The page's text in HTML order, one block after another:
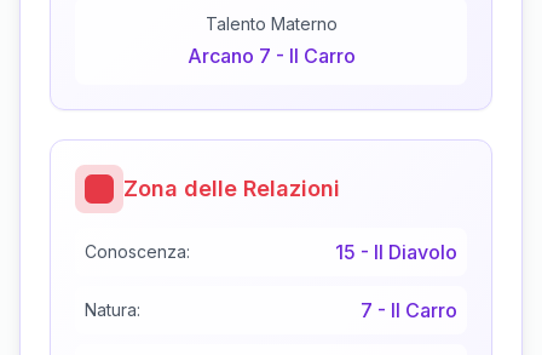
Talento Materno
Arcano 7 - Il Carro
Zona delle Relazioni
Conoscenza: 15 - Il Diavolo
Natura: 7 - Il Carro